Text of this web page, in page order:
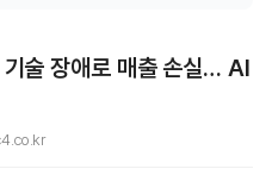
술 장애로 매출 손실… AI